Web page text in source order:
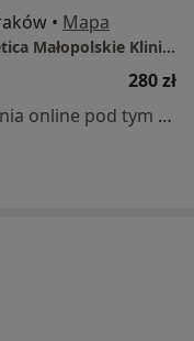
• Mapa
UniCardia & UniMedica & UniEstetica Małopolskie Kliniki Specjalistyczne w Krakowie
280 zł
Specjalista nie oferuje umawiania online pod tym adresem.